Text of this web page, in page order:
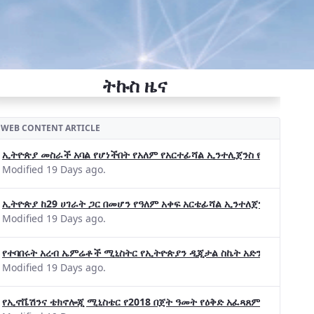
ትኩስ ዜና
WEB CONTENT ARTICLE
ኢትዮጵያ መስራች አባል የሆነችበት የአለም የአርተፊሻል ኢንተሊጀንስ የትብብር
Modified 19 Days ago.
ኢትዮጵያ ከ29 ሀገራት ጋር በመሆን የዓለም አቀፍ አርቴፊሻል ኢንተለጀንስ ትብብር
Modified 19 Days ago.
የተባበሩት አረብ ኤምሬቶች ሚኒስትር የኢትዮጵያን ዲጂታል ስኬት አድንቀዋል
Modified 19 Days ago.
የኢኖቬሽንና ቴክኖሎጂ ሚኒስቴር የ2018 በጀት ዓመት የዕቅድ አፈጻጸምና የቀጣይ